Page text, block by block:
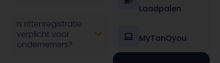
Is rittenregistratie
verplicht voor
ondernemers?
Laadpalen
MyTanQyou